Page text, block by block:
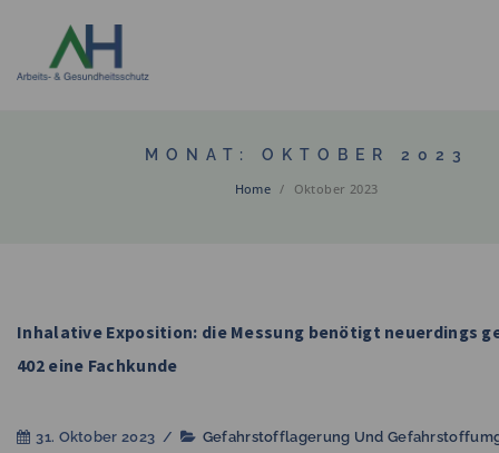
MONAT: OKTOBER 2023
Home / Oktober 2023
Inhalative Exposition: die Messung benötigt neuerdings
402 eine Fachkunde
31. Oktober 2023 / Gefahrstofflagerung Und